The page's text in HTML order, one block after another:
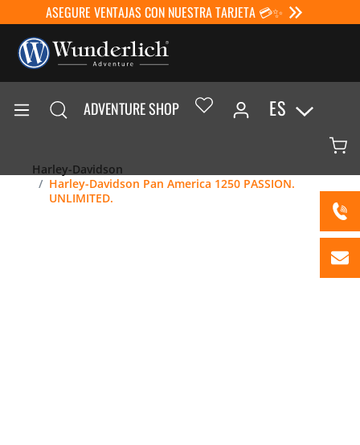
ASEGURE VENTAJAS CON NUESTRA TARJETA 💳✨
ADVENTURE SHOP ES
Harley-Davidson
Harley-Davidson Pan America 1250 PASSION.
UNLIMITED.